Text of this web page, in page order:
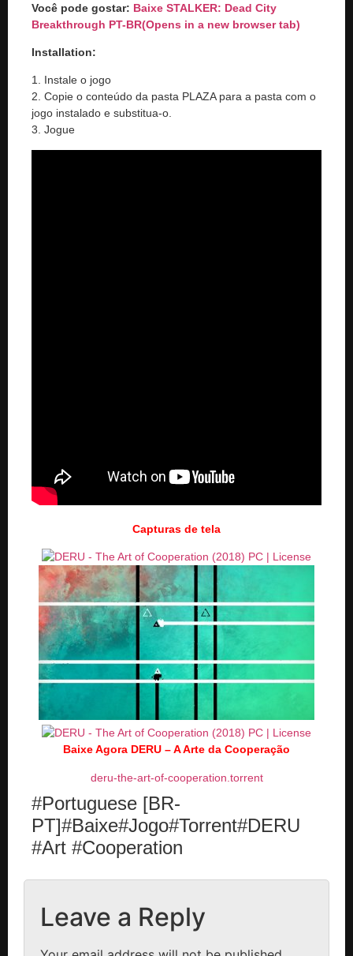
Você pode gostar: Baixe STALKER: Dead City
Breakthrough PT-BR(Opens in a new browser tab)
Installation:
1. Instale o jogo
2. Copie o conteúdo da pasta PLAZA para a pasta com o
jogo instalado e substitua-o.
3. Jogue
Capturas de tela
Baixe Agora DERU – A Arte da Cooperação
deru-the-art-of-cooperation.torrent
#Portuguese [BR-
PT]#Baixe#Jogo#Torrent#DERU
#Art #Cooperation
Leave a Reply